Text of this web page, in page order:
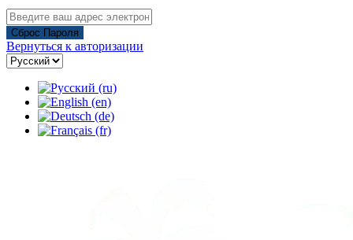
Сброс Пароля
Вернуться к авторизации